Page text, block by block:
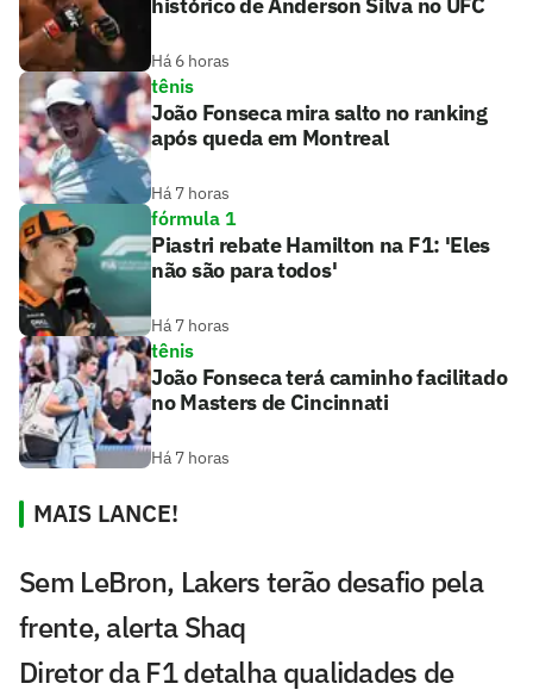
Há 6 horas
tênis
João Fonseca mira salto no ranking
após queda em Montreal
Há 7 horas
fórmula 1
Piastri rebate Hamilton na F1: 'Eles
não são para todos'
Há 7 horas
tênis
João Fonseca terá caminho facilitado
no Masters de Cincinnati
Há 7 horas
MAIS LANCE!
Sem LeBron, Lakers terão desafio pela
frente, alerta Shaq
Diretor da F1 detalha qualidades de